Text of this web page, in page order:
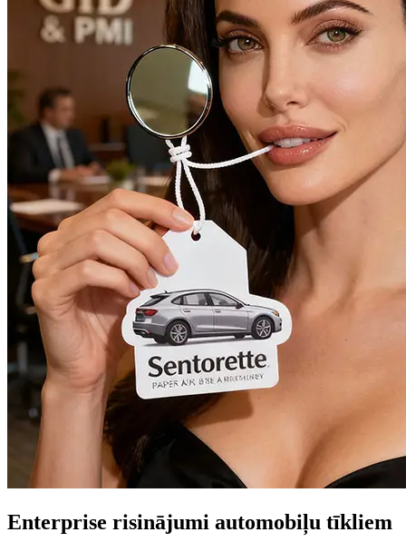
Enterprise risinājumi automobiļu tīkliem